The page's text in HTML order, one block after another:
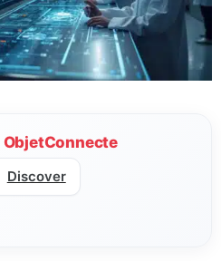
ObjetConnecte
Discover